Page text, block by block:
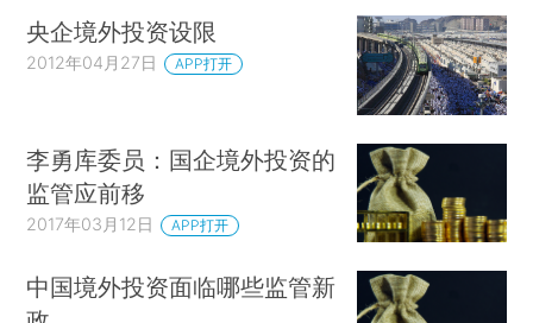
央企境外投资设限
2012年04月27日 APP打开
李勇库委员：国企境外投资的
监管应前移
2017年03月12日 APP打开
中国境外投资面临哪些监管新